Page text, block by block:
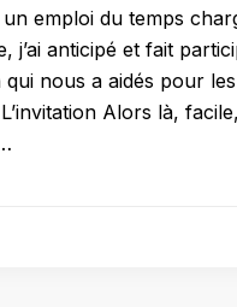
un emploi du temps
j’ai anticipé et fait
qui nous a aidés pour les
Alors là, facile,